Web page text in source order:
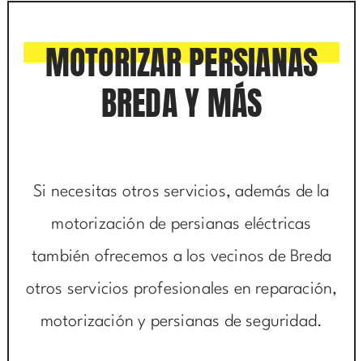
MOTORIZAR PERSIANAS
BREDA Y MÁS
Si necesitas otros servicios, además de la
motorización de persianas eléctricas
también ofrecemos a los vecinos de Breda
otros servicios profesionales en reparación,
motorización y persianas de seguridad.